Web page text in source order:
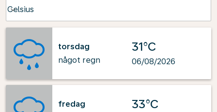
Celsius
keyboard_arrow_down
torsdag
något regn
31°C
06/08/2026
fredag
33°C